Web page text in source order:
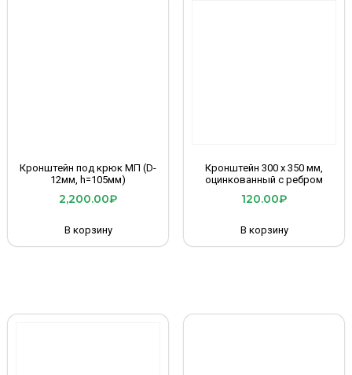
Кронштейн под крюк МП (D-
12мм, h=105мм)
2,200.00₽
В корзину
Кронштейн 300 х 350 мм,
оцинкованный с ребром
120.00₽
В корзину